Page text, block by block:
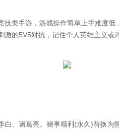
类手游，游戏操作简单上手难度低
激的5V5对抗，记住个人英雄主义或
、诸葛亮。猪事顺利(永久)替换为